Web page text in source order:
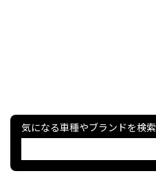
気になる車種やブランドを検索